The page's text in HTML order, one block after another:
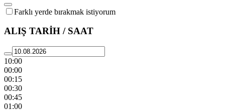
Farklı yerde bırakmak istiyorum
ALIŞ TARİH / SAAT
10:00
00:00
00:15
00:30
00:45
01:00